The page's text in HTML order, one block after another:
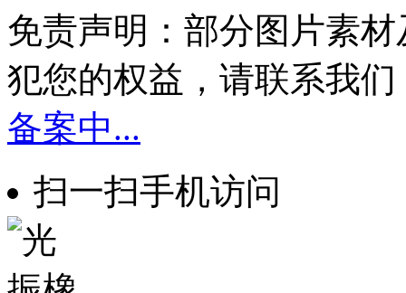
免责声明：部分图片素
犯您的权益，请联系我
备案中...
扫一扫手机访问